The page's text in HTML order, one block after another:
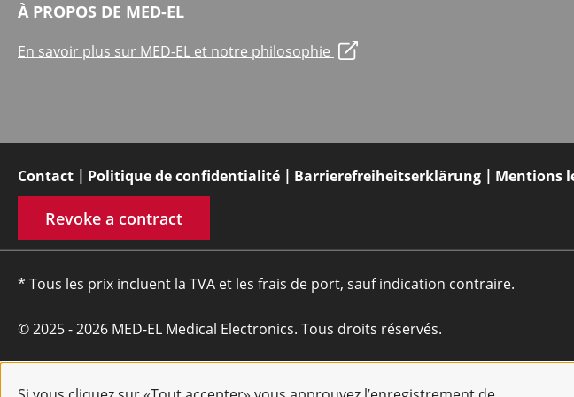
À PROPOS DE MED-EL
En savoir plus sur MED-EL et notre philosophie
Contact Politique de confidentialité Barrierefreiheitserklärung Mentions
Revoke a contract
* Tous les prix incluent la TVA et les frais de port, sauf indication contraire.
© 2025 - 2026 MED-EL Medical Electronics. Tous droits réservés.